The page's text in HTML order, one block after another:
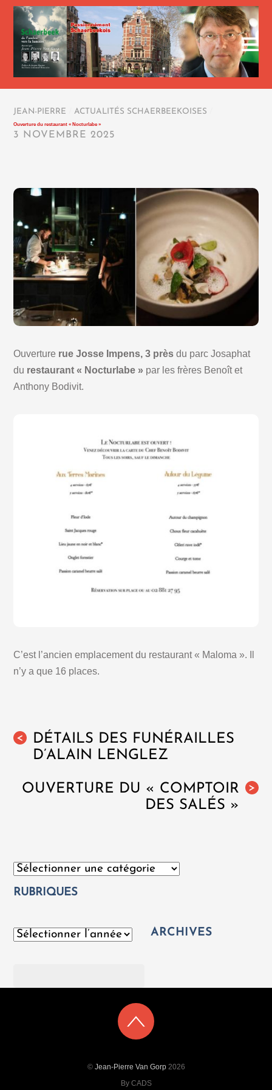
JEAN-PIERRE ACTUALITÉS SCHAERBEEKOISES
Ouverture du restaurant « Nocturlabe »
3 NOVEMBRE 2025
Ouverture rue Josse Impens, 3 près du parc Josaphat
du restaurant « Nocturlabe » par les frères Benoît et
Anthony Bodivit.
C’est l’ancien emplacement du restaurant « Maloma ». Il
n’y a que 16 places.
<
DÉTAILS DES FUNÉRAILLES
D’ALAIN LENGLEZ
>
OUVERTURE DU « COMPTOIR
DES SALÉS »
Catégories
RUBRIQUES
Archives ARCHIVES
© Jean-Pierre Van Gorp2026
By CADS